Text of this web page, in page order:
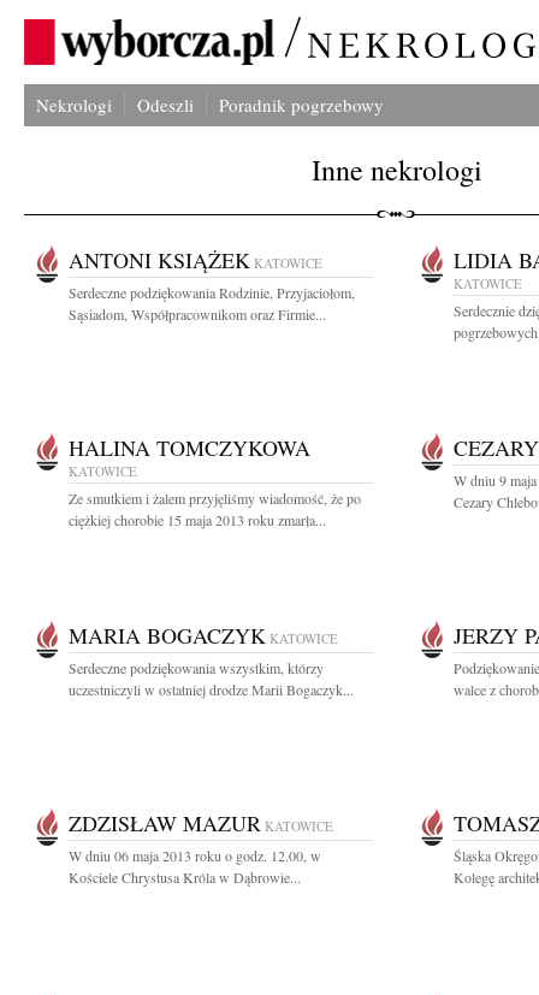
Nekrologi Odeszli Poradnik pogrzebowy
Inne nekrologi
ANTONI KSIĄŻEK KATOWICE
Serdeczne podziękowania Rodzinie, Przyjaciołom,
Sąsiadom, Współpracownikom oraz Firmie...
LIDIA
KATOWICE
Serdecznie
HALINA TOMCZYKOWA
KATOWICE
Ze smutkiem i żalem przyjęliśmy wiadomość, że po
ciężkiej chorobie 15 maja 2013 roku zmarła...
W dniu 9 maja
Cezary
MARIA BOGACZYK KATOWICE
Serdeczne podziękowania wszystkim, którzy
uczestniczyli w ostatniej drodze Marii Bogaczyk...
JERZY
walce z
ZDZISŁAW MAZUR KATOWICE
W dniu 06 maja 2013 roku o godz. 12.00, w
Kościele Chrystusa Króla w Dąbrowie...
Śląska
Kolegę